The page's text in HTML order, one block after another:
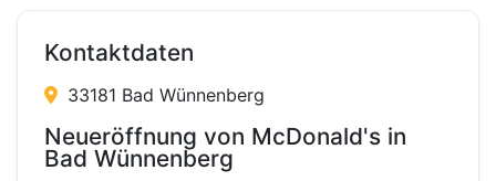
Kontaktdaten
33181 Bad Wünnenberg
Neueröffnung von McDonald's in
Bad Wünnenberg